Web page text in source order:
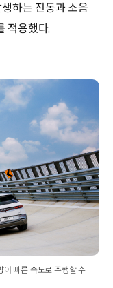
하는 진동과 소음
적용했다.
이 빠른 속도로 주행할 수